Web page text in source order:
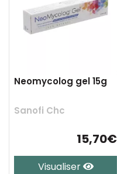
Neomycolog gel 15g
Sanofi Chc
15,70€
Visualiser